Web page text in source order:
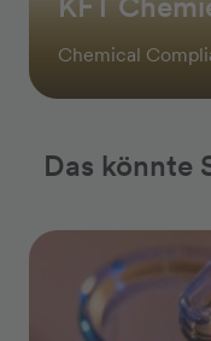
Chemical
Das könnte